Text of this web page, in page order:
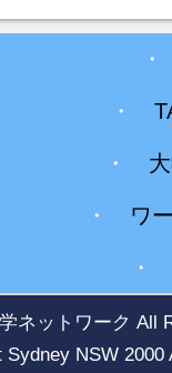
・
・
・ ワ
ネットワーク All
NSW